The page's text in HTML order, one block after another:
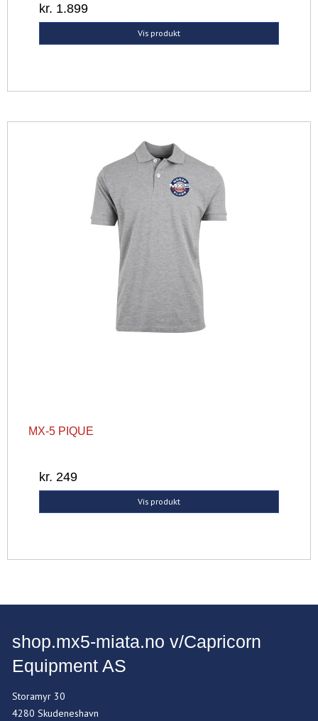
kr. 1.899
Vis produkt
MX-5 PIQUE
kr. 249
Vis produkt
shop.mx5-miata.no v/Capricorn
Equipment AS
Storamyr 30
4280 Skudeneshavn